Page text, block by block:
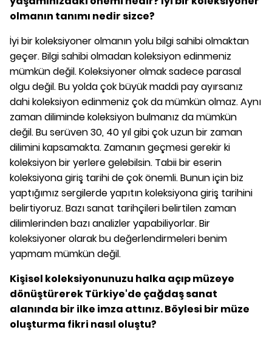
olmanın tanımı nedir sizce?
İyi bir koleksiyoner olmanın yolu bilgi sahibi olmaktan
geçer. Bilgi sahibi olmadan koleksiyon edinmeniz
mümkün değil. Koleksiyoner olmak sadece parasal
olgu değil. Bu yolda çok büyük maddi pay ayırsanız
dahi koleksiyon edinmeniz çok da mümkün olmaz. Aynı
zaman diliminde koleksiyon bulmanız da mümkün
değil. Bu serüven 30, 40 yıl gibi çok uzun bir zaman
dilimini kapsamakta. Zamanın geçmesi gerekir ki
koleksiyon bir yerlere gelebilsin. Tabii bir eserin
koleksiyona giriş tarihi de çok önemli. Bunun için biz
yaptığımız sergilerde yapıtın koleksiyona giriş tarihini
belirtiyoruz. Bazı sanat tarihçileri belirtilen zaman
dilimlerinden bazı analizler yapabiliyorlar. Bir
koleksiyoner olarak bu değerlendirmeleri benim
yapmam mümkün değil.
Kişisel koleksiyonunuzu halka açıp müzeye
dönüştürerek Türkiye'de çağdaş sanat
alanında bir ilke imza attınız. Böylesi bir müze
oluşturma fikri nasıl oluştu?